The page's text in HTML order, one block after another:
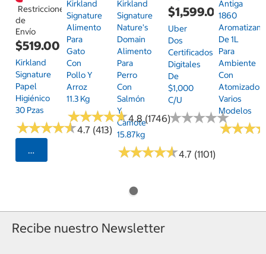
Restricciones
de
Envío
$519.00
Kirkland
Signature
Papel
Higiénico
30 Pzas
★★★★★
★★★★★4.7 (413)
Seleccionar Código Postal
Kirkland
Signature
Alimento
Para
Gato
Con
Pollo Y
Arroz
11.3 Kg
★★★★★
★★★★★4.8 (1746)
Kirkland
Signature
Nature's
Domain
Alimento
Para
Perro
Con
Salmón
Y
Camote
15.87kg
★★★★★
★★★★★4.7 (1101)
$1,599.00
Uber
Dos
Certificados
Digitales
De
$1,000
C/u
★★★★★
★★★★★
Antiga
1860
De 1L
Para
Ambiente
Con
Atomizador,
Varios
Modelos
★★★
★★★
Recibe nuestro Newsletter